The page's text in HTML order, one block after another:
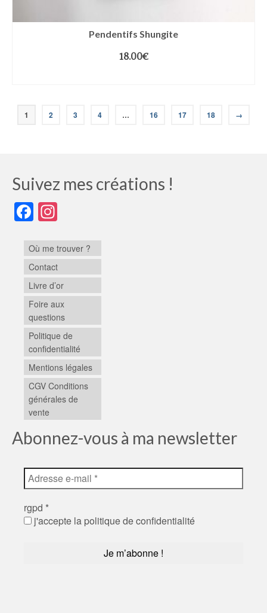
Pendentifs Shungite
18.00€
1 2 3 4 … 16 17 18 →
Suivez mes créations !
Facebook
Où me trouver ?
Contact
Livre d’or
Foire aux
questions
Politique de
confidentialité
Mentions légales
CGV Conditions
générales de
vente
Abonnez-vous à ma newsletter
rgpd *
j'accepte la politique de confidentialité